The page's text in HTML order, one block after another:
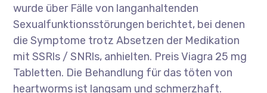
wurde über Fälle von langanhaltenden
Sexualfunktionsstörungen berichtet, bei denen
die Symptome trotz Absetzen der Medikation
mit SSRls / SNRls, anhielten. Preis Viagra 25 mg
Tabletten. Die Behandlung für das töten von
heartworms ist langsam und schmerzhaft.